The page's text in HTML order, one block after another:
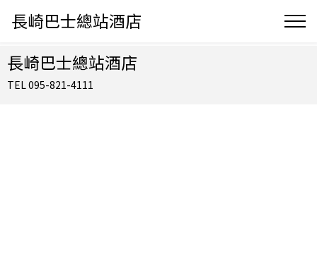
長崎巴士總站酒店
長崎巴士總站酒店
TEL 095-821-4111